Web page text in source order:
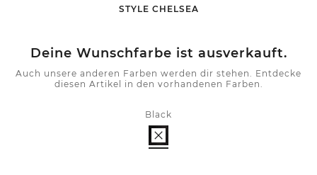
-
STYLE CHELSEA
Deine Wunschfarbe ist ausverkauft.
Auch unsere anderen Farben werden dir stehen. Entdecke
diesen Artikel in den vorhandenen Farben.
Black